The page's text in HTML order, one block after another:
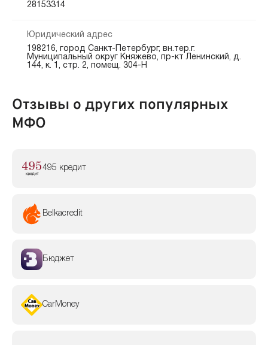
28153314
Юридический адрес
198216, город Санкт-Петербург, вн.тер.г.
Муниципальный округ Княжево, пр-кт Ленинский, д.
144, к. 1, стр. 2, помещ. 304-Н
Отзывы о других популярных
МФО
495 кредит
Belkacredit
Бюджет
CarMoney